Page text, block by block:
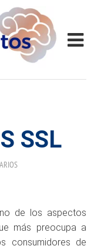
SSL
de los aspectos
más preocupa a
consumidores de